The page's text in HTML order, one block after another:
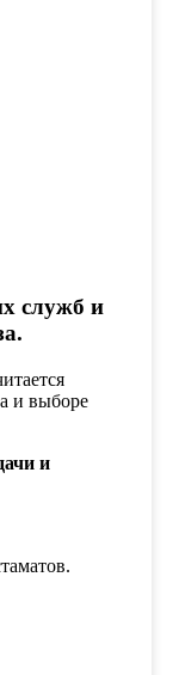
служб и
и выборе
и